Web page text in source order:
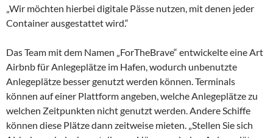
„Wir möchten hierbei digitale Pässe nutzen, mit denen jeder
Container ausgestattet wird.“
Das Team mit dem Namen „ForTheBrave“ entwickelte eine Art
Airbnb für Anlegeplätze im Hafen, wodurch unbenutzte
Anlegeplätze besser genutzt werden können. Terminals
können auf einer Plattform angeben, welche Anlegeplätze zu
welchen Zeitpunkten nicht genutzt werden. Andere Schiffe
können diese Plätze dann zeitweise mieten. „Stellen Sie sich